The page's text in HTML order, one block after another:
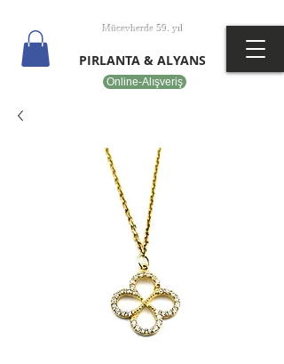
Online-Alışveriş
Mücevherde 59. yıl
PIRLANTA & ALYANS